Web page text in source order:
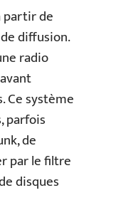
partir de
diffusion.
radio
Ce système
parfois
de
par le filtre
disques